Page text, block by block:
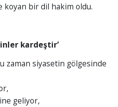
koyan bir dil hakim oldu.
kardeştir’
zaman siyasetin gölgesinde
geliyor,